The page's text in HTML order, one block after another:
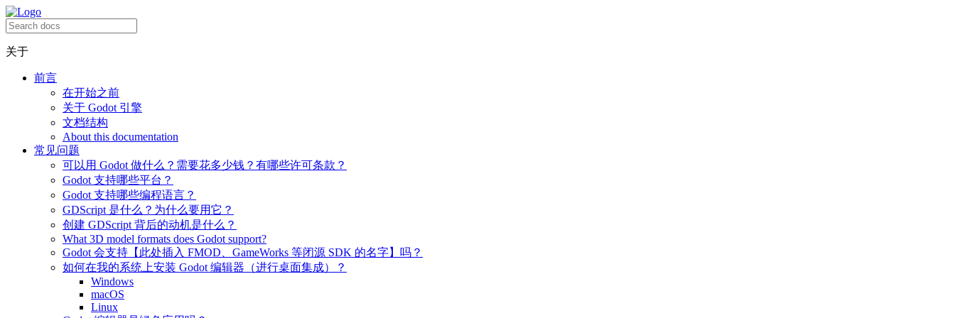
关于
前言
在开始之前
关于 Godot 引擎
文档结构
About this documentation
常见问题
可以用 Godot 做什么？需要花多少钱？有哪些许可条款？
Godot 支持哪些平台？
Godot 支持哪些编程语言？
GDScript 是什么？为什么要用它？
创建 GDScript 背后的动机是什么？
What 3D model formats does Godot support?
Godot 会支持【此处插入 FMOD、GameWorks 等闭源 SDK 的名字】吗？
如何在我的系统上安装 Godot 编辑器（进行桌面集成）？
Windows
macOS
Linux